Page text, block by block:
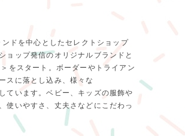
ドを中心としたセレクトショップ
ョップ発信のオリジナルブランドと
をスタート。ボーダーやトライアン
スに落とし込み、様々な
ています。ベビー、キッズの服飾や
使いやすさ、丈夫さなどにこだわっ